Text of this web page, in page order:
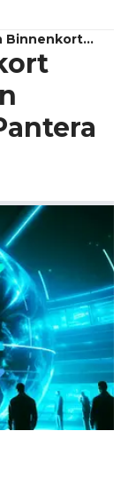
Binnenkort
Gaan
Pantera